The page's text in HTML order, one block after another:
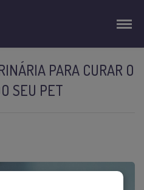
PARA CURAR O
SEU PET